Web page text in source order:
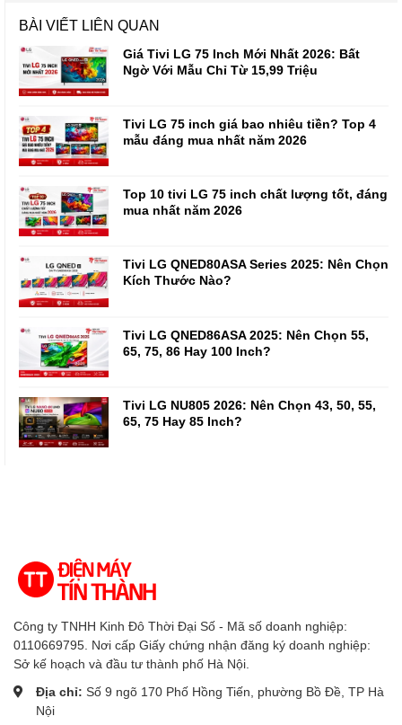
BÀI VIẾT LIÊN QUAN
Giá Tivi LG 75 Inch Mới Nhất 2026: Bất
Ngờ Với Mẫu Chỉ Từ 15,99 Triệu
Tivi LG 75 inch giá bao nhiêu tiền? Top 4
mẫu đáng mua nhất năm 2026
Top 10 tivi LG 75 inch chất lượng tốt, đáng
mua nhất năm 2026
Tivi LG QNED80ASA Series 2025: Nên Chọn
Kích Thước Nào?
Tivi LG QNED86ASA 2025: Nên Chọn 55,
65, 75, 86 Hay 100 Inch?
Tivi LG NU805 2026: Nên Chọn 43, 50, 55,
65, 75 Hay 85 Inch?
Công ty TNHH Kinh Đô Thời Đại Số - Mã số doanh nghiệp:
0110669795. Nơi cấp Giấy chứng nhận đăng ký doanh nghiệp:
Sở kế hoạch và đầu tư thành phố Hà Nội.
Địa chỉ: Số 9 ngõ 170 Phố Hồng Tiến, phường Bồ Đề, TP Hà
Nội